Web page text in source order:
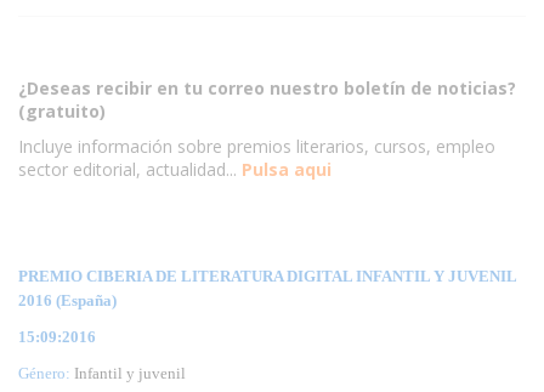
¿Deseas recibir en tu correo nuestro boletín de noticias?
(gratuito)
Incluye información sobre premios literarios, cursos, empleo
sector editorial, actualidad... Pulsa aqui
PREMIO CIBERIA DE LITERATURA DIGITAL INFANTIL Y JUVENIL
2016 (España)
15:09:2016
Género: Infantil y juvenil